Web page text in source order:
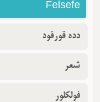
Felsefe
دده قورقود
شعر
فولکلور